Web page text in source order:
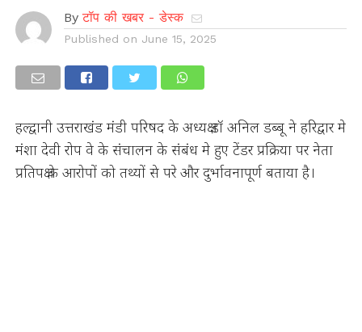
By टॉप की खबर - डेस्क
Published on June 15, 2025
हल्द्वानी उत्तराखंड मंडी परिषद के अध्यक्ष डॉ अनिल डब्बू ने हरिद्वार मे
मंशा देवी रोप वे के संचालन के संबंध मे हुए टेंडर प्रक्रिया पर नेता
प्रतिपक्ष के आरोपों को तथ्यों से परे और दुर्भावनापूर्ण बताया है।